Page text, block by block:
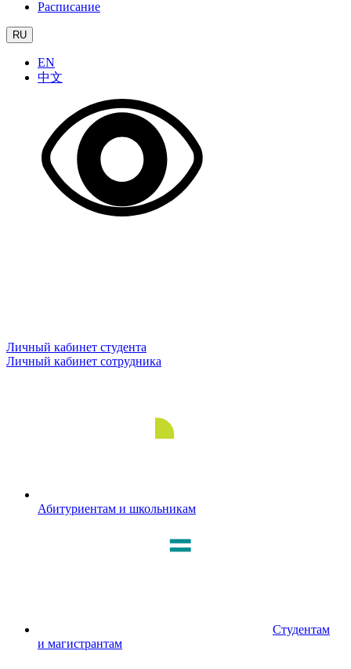
Расписание
RU
EN
中文
Личный кабинет студента
Личный кабинет сотрудника
Абитуриентам и школьникам
Студентам
и магистрантам